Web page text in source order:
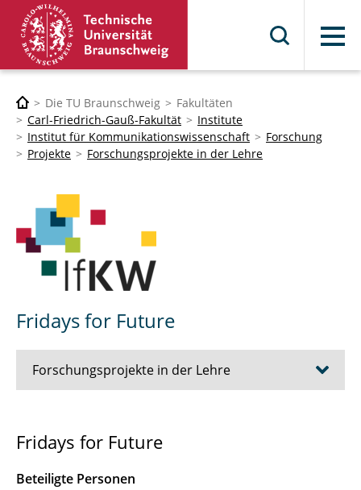
Menü
Die TU Braunschweig
Fakultäten
Carl-Friedrich-Gauß-Fakultät
Institute
Institut für Kommunikationswissenschaft
Forschung
Projekte
Forschungsprojekte in der Lehre
Fridays for Future
Forschungsprojekte in der Lehre
Onlinevideos
Podcasts, YouTube und soziale
Fridays for Future
Beteiligte Personen